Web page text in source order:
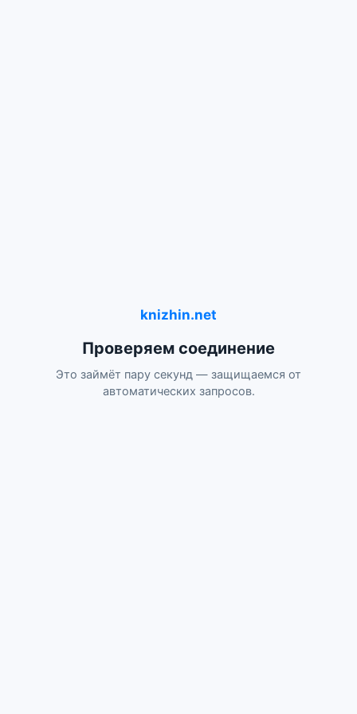
knizhin.net
Проверяем соединение
Это займёт пару секунд — защищаемся от
автоматических запросов.